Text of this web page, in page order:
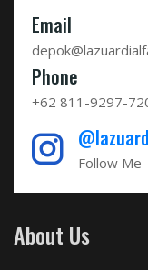
Email
Phone
+62 811-9297-
Follow Me
About Us